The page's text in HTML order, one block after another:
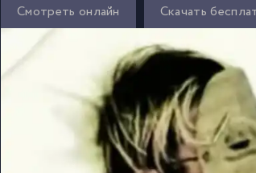
Смотреть онлайн Скачать